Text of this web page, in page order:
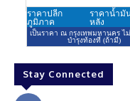
Stay Connected